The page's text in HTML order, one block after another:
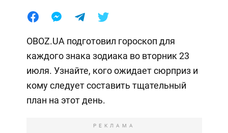
OBOZ.UA подготовил гороскоп для
каждого знака зодиака во вторник 23
июля. Узнайте, кого ожидает сюрприз и
кому следует составить тщательный
план на этот день.
РЕКЛАМА